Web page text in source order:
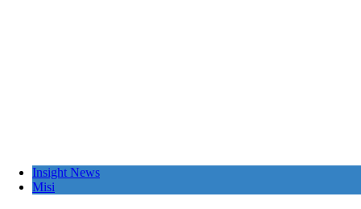
Insight News
Misi